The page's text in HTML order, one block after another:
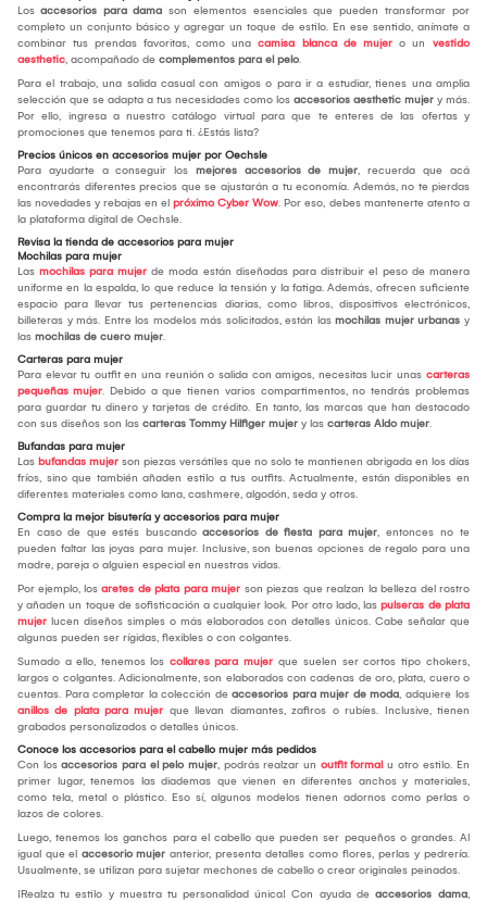
Los accesorios para dama son elementos esenciales que pueden transformar por
completo un conjunto básico y agregar un toque de estilo. En ese sentido, anímate a
combinar tus prendas favoritas, como una camisa blanca de mujer o un vestido
aesthetic, acompañado de complementos para el pelo.
Para el trabajo, una salida casual con amigos o para ir a estudiar, tienes una amplia
selección que se adapta a tus necesidades como los accesorios aesthetic mujer y más.
Por ello, ingresa a nuestro catálogo virtual para que te enteres de las ofertas y
promociones que tenemos para ti. ¿Estás lista?
Precios únicos en accesorios mujer por Oechsle
Para ayudarte a conseguir los mejores accesorios de mujer, recuerda que acá
encontrarás diferentes precios que se ajustarán a tu economía. Además, no te pierdas
las novedades y rebajas en el próximo Cyber Wow. Por eso, debes mantenerte atento a
la plataforma digital de Oechsle.
Revisa la tienda de accesorios para mujer
Mochilas para mujer
Las mochilas para mujer de moda están diseñadas para distribuir el peso de manera
uniforme en la espalda, lo que reduce la tensión y la fatiga. Además, ofrecen suficiente
espacio para llevar tus pertenencias diarias, como libros, dispositivos electrónicos,
billeteras y más. Entre los modelos más solicitados, están las mochilas mujer urbanas y
las mochilas de cuero mujer.
Carteras para mujer
Para elevar tu outfit en una reunión o salida con amigos, necesitas lucir unas carteras
pequeñas mujer. Debido a que tienen varios compartimentos, no tendrás problemas
para guardar tu dinero y tarjetas de crédito. En tanto, las marcas que han destacado
con sus diseños son las carteras Tommy Hilfiger mujer y las carteras Aldo mujer.
Bufandas para mujer
Las bufandas mujer son piezas versátiles que no solo te mantienen abrigada en los días
fríos, sino que también añaden estilo a tus outfits. Actualmente, están disponibles en
diferentes materiales como lana, cashmere, algodón, seda y otros.
Compra la mejor bisutería y accesorios para mujer
En caso de que estés buscando accesorios de fiesta para mujer, entonces no te
pueden faltar las joyas para mujer. Inclusive, son buenas opciones de regalo para una
madre, pareja o alguien especial en nuestras vidas.
Por ejemplo, los aretes de plata para mujer son piezas que realzan la belleza del rostro
y añaden un toque de sofisticación a cualquier look. Por otro lado, las pulseras de plata
mujer lucen diseños simples o más elaborados con detalles únicos. Cabe señalar que
algunas pueden ser rígidas, flexibles o con colgantes.
Sumado a ello, tenemos los collares para mujer que suelen ser cortos tipo chokers,
largos o colgantes. Adicionalmente, son elaborados con cadenas de oro, plata, cuero o
cuentas. Para completar la colección de accesorios para mujer de moda, adquiere los
anillos de plata para mujer que llevan diamantes, zafiros o rubíes. Inclusive, tienen
grabados personalizados o detalles únicos.
Conoce los accesorios para el cabello mujer más pedidos
Con los accesorios para el pelo mujer, podrás realzar un outfit formal u otro estilo. En
primer lugar, tenemos las diademas que vienen en diferentes anchos y materiales,
como tela, metal o plástico. Eso sí, algunos modelos tienen adornos como perlas o
lazos de colores.
Luego, tenemos los ganchos para el cabello que pueden ser pequeños o grandes. Al
igual que el accesorio mujer anterior, presenta detalles como flores, perlas y pedrería.
Usualmente, se utilizan para sujetar mechones de cabello o crear originales peinados.
¡Realza tu estilo y muestra tu personalidad única! Con ayuda de accesorios dama,